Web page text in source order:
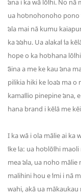
ʻana i ka wā lōʻihi. No
ua hoʻonohonoho pono
ʻala mai nā kumu
ka ʻaʻahu. Ua alakaʻi
hope o ka hoʻohana
ʻāina a me ke kau ʻana
pilikia hiki ke loaʻa ma o
kamaʻilio pinepine ʻana,
hana brand i kēlā me
I ka wā i ola mālie ai ka
ʻike ʻia: ua hoʻolōʻihi
mea ʻala, ua noho mālie
malihini hou e ʻimi i nā
wahi, akā ua mākaukau